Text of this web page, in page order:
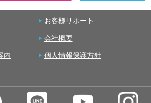
お客様サポート
会社概要
内 個人情報保護方針